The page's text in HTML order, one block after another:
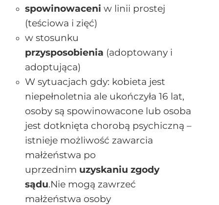
spowinowaceni w linii prostej
(teściowa i zięć)
w stosunku
przysposobienia (adoptowany i
adoptująca)
W sytuacjach gdy: kobieta jest
niepełnoletnia ale ukończyła 16 lat,
osoby są spowinowacone lub osoba
jest dotknięta chorobą psychiczną –
istnieje możliwość zawarcia
małżeństwa po
uprzednim uzyskaniu zgody
sądu.Nie mogą zawrzeć
małżeństwa osoby